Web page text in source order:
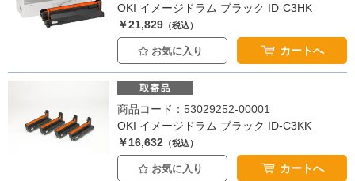
OKI イメージドラム ブラック ID-C3HK
￥21,829 （税込）
お気に入り カートへ
商品コード：53029252-00001
OKI イメージドラム ブラック ID-C3KK
￥16,632 （税込）
お気に入り カートへ